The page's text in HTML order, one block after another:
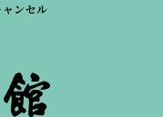
ンセル